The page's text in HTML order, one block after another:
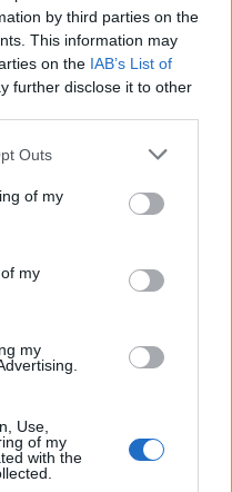
by third parties on the
This information may
on the IAB’s List of
further disclose it to other
one or more Google
You may click to
its third-party tags to
in below Google
Outs
of my
my
my
Use,
of my
with the